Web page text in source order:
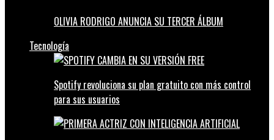
OLIVIA RODRIGO ANUNCIA SU TERCER ÁLBUM
Tecnología
Spotify revoluciona su plan gratuito con más control
para sus usuarios